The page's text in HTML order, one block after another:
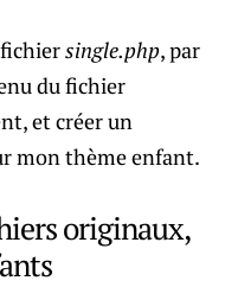
single.php, par
du fichier
et créer un
mon thème enfant.
originaux,